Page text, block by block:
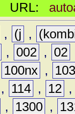
URL:
, (j ,
, 002 , 02
100nx ,
, 114 , 12
, 1300 ,